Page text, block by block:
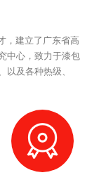
，建立了广东省高
中心，致力于漆包
以及各种热级、